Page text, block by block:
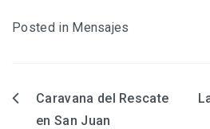
Posted in Mensajes
Navegación
Caravana del Rescate
en San Juan